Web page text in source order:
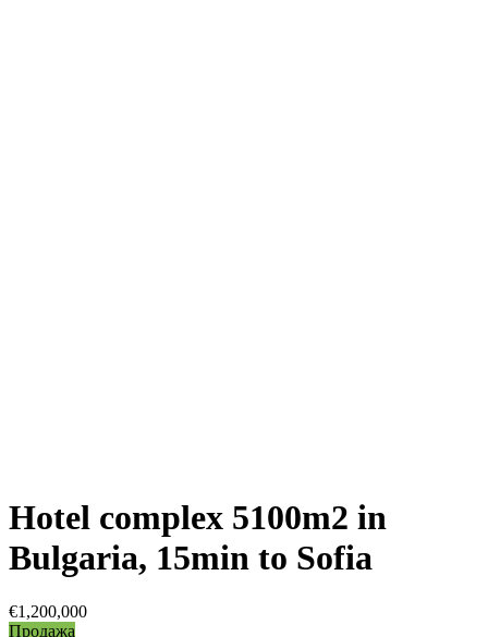
Hotel complex 5100m2 in
Bulgaria, 15min to Sofia
€1,200,000
Продажа